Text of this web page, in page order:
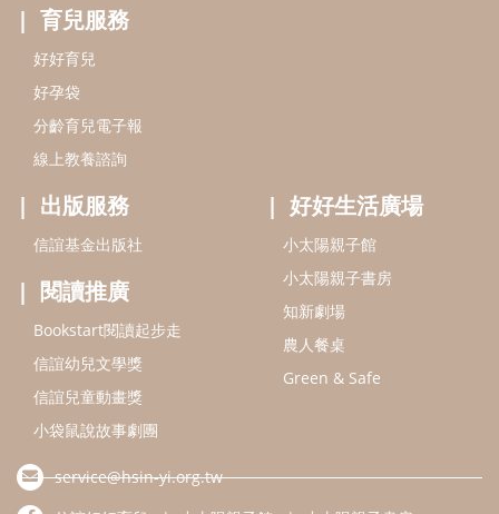
育兒服務
好好育兒
好孕袋
分齡育兒電子報
線上教養諮詢
出版服務
信誼基金出版社
閱讀推廣
Bookstart閱讀起步走
信誼幼兒文學獎
信誼兒童動畫獎
小袋鼠說故事劇團
好好生活廣場
小太陽親子館
小太陽親子書房
知新劇場
農人餐桌
Green & Safe
service@hsin-yi.org.tw